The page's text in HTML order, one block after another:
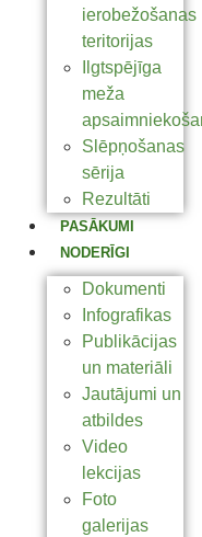
ierobežošanas
teritorijas
Ilgtspējīga
meža
Slēpņošanas
sērija
Rezultāti
PASĀKUMI
NODERĪGI
Dokumenti
Infografikas
Publikācijas
un materiāli
Jautājumi un
atbildes
Video
lekcijas
Foto
galerijas